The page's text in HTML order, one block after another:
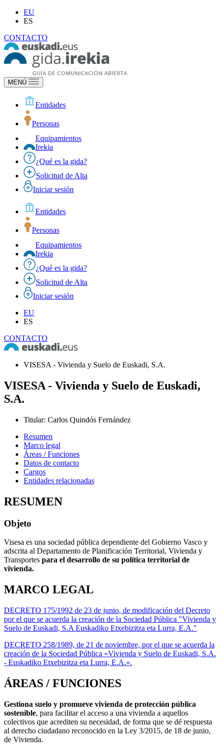
EU
ES
CONTACTO
MENÚ
Entidades
Personas
Equipamientos
Irekia
¿Qué es la gida?
Solicitud de Alta
Iniciar sesión
Entidades
Personas
Equipamientos
Irekia
¿Qué es la gida?
Solicitud de Alta
Iniciar sesión
EU
ES
CONTACTO
VISESA - Vivienda y Suelo de Euskadi, S.A.
VISESA - Vivienda y Suelo de Euskadi,
S.A.
Titular: Carlos Quindós Fernández
Resumen
Marco legal
Áreas / Funciones
Datos de contacto
Cargos
Entidades relacionadas
RESUMEN
Objeto
Visesa es una sociedad pública dependiente del Gobierno Vasco y
adscrita al Departamento de Planificación Territorial, Vivienda y
Transportes para el desarrollo de su política territorial de
vivienda.
MARCO LEGAL
DECRETO 175/1992 de 23 de junio, de modificación del Decreto
por el que se acuerda la creación de la Sociedad Pública "Vivienda y
Suelo de Euskadi, S.A Euskadiko Etxebizitza eta Lurra, E.A."
DECRETO 258/1989, de 21 de noviembre, por el que se acuerda la
creación de la Sociedad Pública «Vivienda y Suelo de Euskadi, S.A.
- Euskadiko Etxebizitza eta Lurra, E.A.».
ÁREAS / FUNCIONES
Gestiona suelo y promueve vivienda de protección pública
sostenible, para facilitar el acceso a una vivienda a aquellos
colectivos que acrediten su necesidad, de forma que se dé respuesta
al derecho ciudadano reconocido en la Ley 3/2015, de 18 de junio,
de Vivienda.